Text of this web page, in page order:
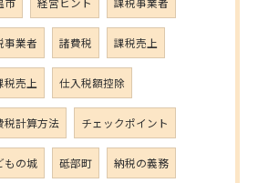
事業者 諸費税 課税売上
税売上 仕入税額控除
税計算方法 チェックポイント
もの城 砥部町 納税の義務